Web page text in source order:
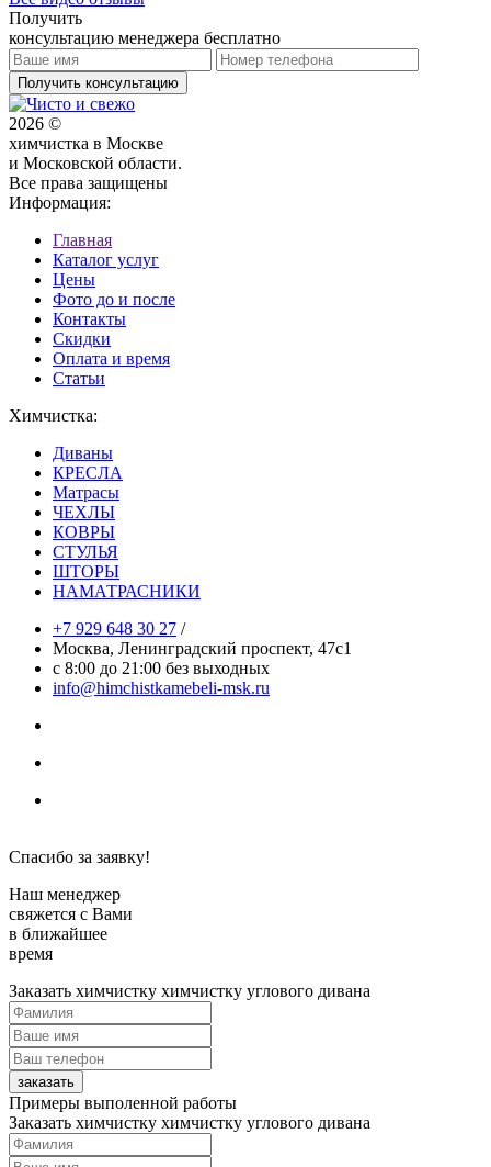
Получить
консультацию менеджера бесплатно
Получить консультацию
2026 ©
химчистка в Москве
и Московской области.
Все права защищены
Информация:
Главная
Каталог услуг
Цены
Фото до и после
Контакты
Скидки
Оплата и время
Статьи
Химчистка:
Диваны
КРЕСЛА
Матрасы
ЧЕХЛЫ
КОВРЫ
СТУЛЬЯ
ШТОРЫ
НАМАТРАСНИКИ
+7 929 648 30 27 /
Москва, Ленинградский проспект, 47с1
с 8:00 до 21:00 без выходных
info@himchistkamebeli-msk.ru
Спасибо за заявку!
Наш менеджер
свяжется с Вами
в ближайшее
время
Заказать химчистку химчистку углового дивана
заказать
Примеры выполенной работы
Заказать химчистку химчистку углового дивана